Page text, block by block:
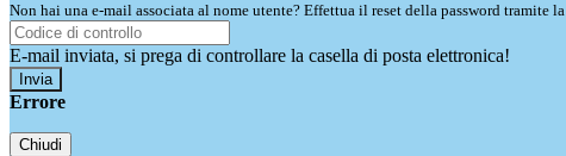
Non hai una e-mail associata al nome utente? Effettua il reset della password tramite la
E-mail inviata, si prega di controllare la casella di posta elettronica!
Errore
Chiudi